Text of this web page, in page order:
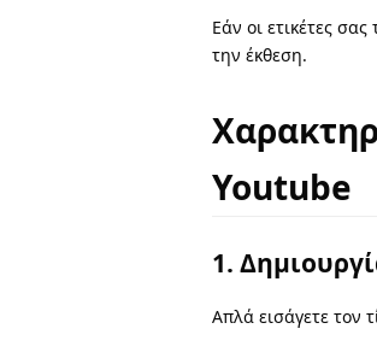
Εάν οι ετικέτες
την έκθεση.
Youtube
1.
Απλά εισάγετε τον